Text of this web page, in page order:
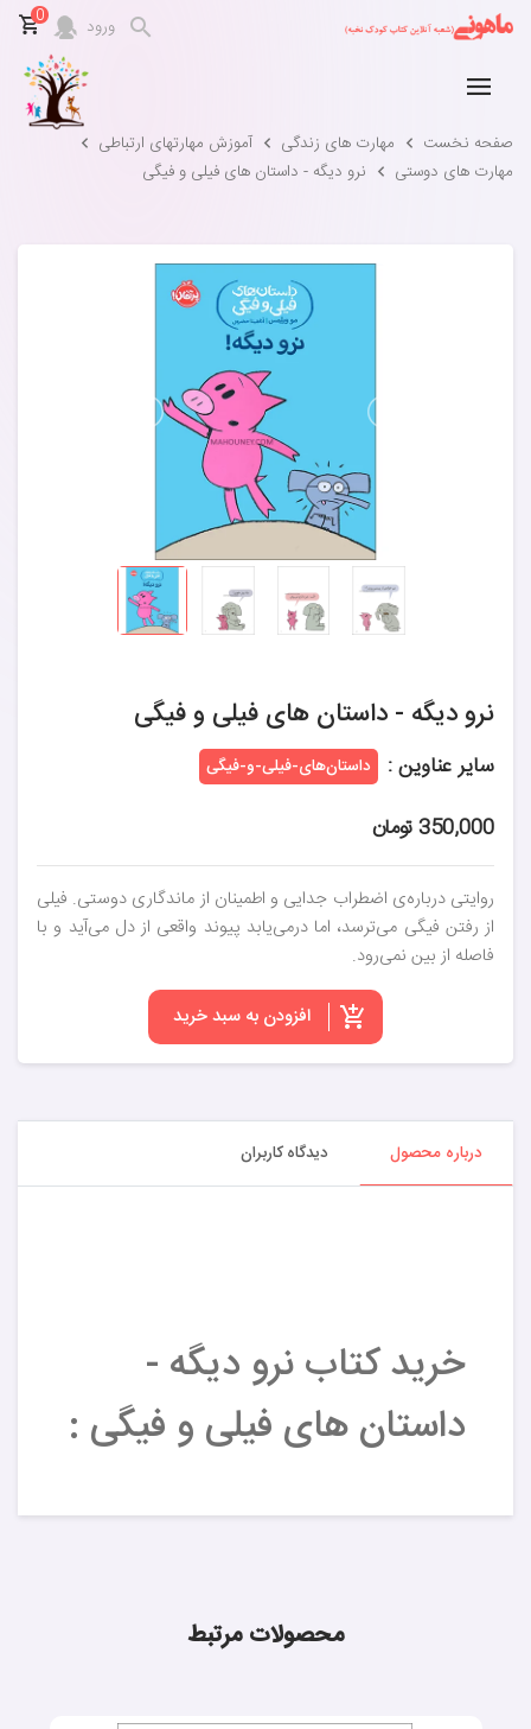
ورود 0
صفحه نخست مهارت های زندگی
آموزش مهارتهای ارتباطی
مهارت های دوستی
نرو دیگه - داستان های فیلی و فیگی
نرو دیگه - داستان های فیلی و فیگی
سایر عناوین : داستان‌های-فیلی-و-فیگی
350,000 تومان
روایتی درباره‌ی اضطراب جدایی و اطمینان از ماندگاری دوستی. فیلی
از رفتن فیگی می‌ترسد، اما درمی‌یابد پیوند واقعی از دل می‌آید و با
فاصله از بین نمی‌رود.
افزودن به سبد خرید
درباره محصول دیدگاه کاربران
خرید کتاب نرو دیگه -
داستان های فیلی و فیگی :
محصولات مرتبط